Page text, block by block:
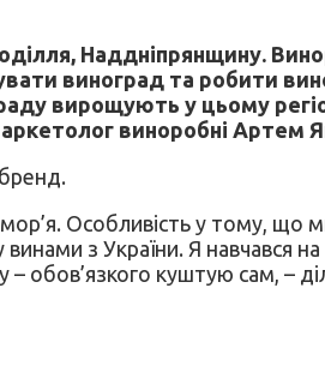
Наддніпрянщину.
виноград та робити
вирощують у цьому
виноробні Артем
Особливість у тому,
з України. Я навчався
– обов’язкого куштую сам, –